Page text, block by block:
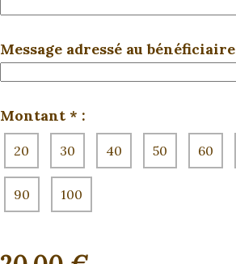
Message adressé au bénéficiaire
Montant * :
20 30 40 50 60
90 100